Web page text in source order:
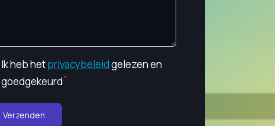
Ik heb hetprivacybeleidgelezen en
goedgekeurd
Verzenden